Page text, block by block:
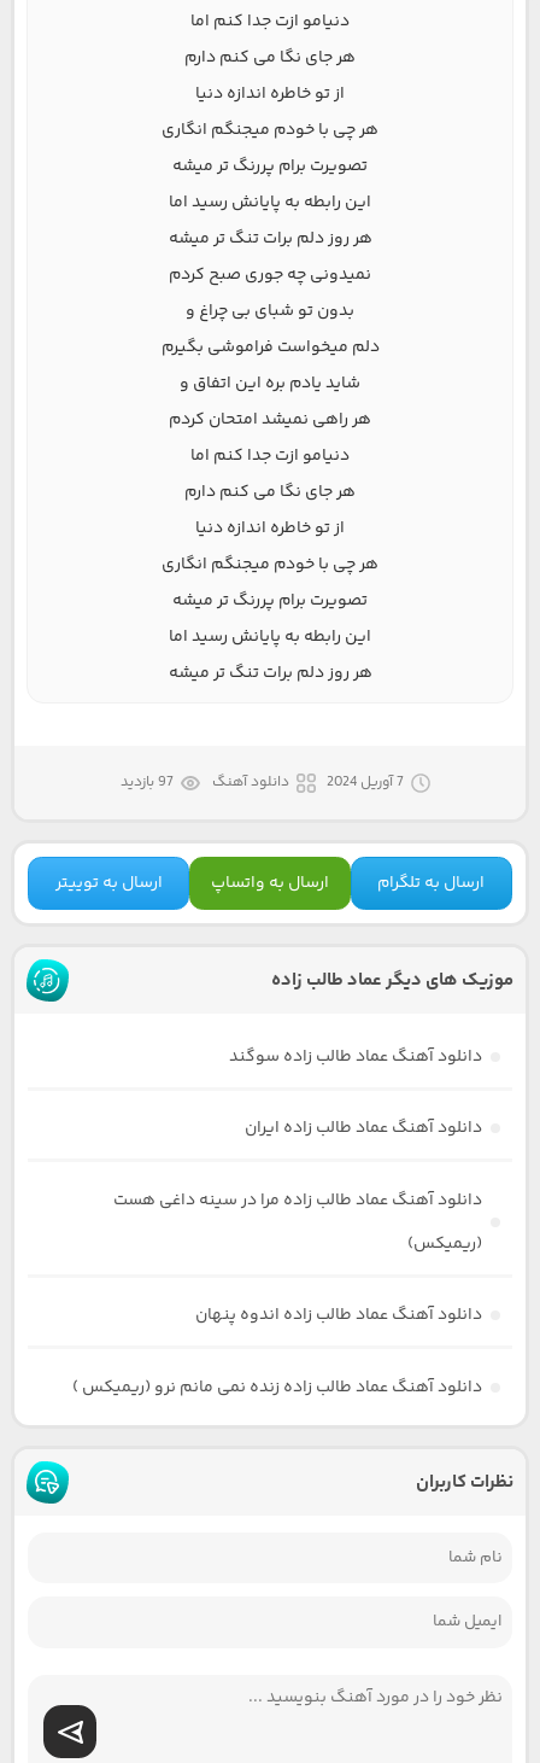
دنیامو ازت جدا کنم اما
هر جای نگا می کنم دارم
از تو خاطره اندازه دنیا
هر چی با خودم میجنگم انگاری
تصویرت برام پررنگ تر میشه
این رابطه به پایانش رسید اما
هر روز دلم برات تنگ تر میشه
نمیدونی چه جوری صبح کردم
بدون تو شبای بی چراغ و
دلم میخواست فراموشی بگیرم
شاید یادم بره این اتفاق و
هر راهی نمیشد امتحان کردم
دنیامو ازت جدا کنم اما
هر جای نگا می کنم دارم
از تو خاطره اندازه دنیا
هر چی با خودم میجنگم انگاری
تصویرت برام پررنگ تر میشه
این رابطه به پایانش رسید اما
هر روز دلم برات تنگ تر میشه
7 آوریل 2024 دانلود آهنگ 97 بازدید
ارسال به تلگرام ارسال به واتساپ ارسال به توییتر
موزیک های دیگر عماد طالب زاده
دانلود آهنگ عماد طالب زاده سوگند
دانلود آهنگ عماد طالب زاده ایران
دانلود آهنگ عماد طالب زاده مرا در سینه داغی هست
(ریمیکس)
دانلود آهنگ عماد طالب زاده اندوه پنهان
دانلود آهنگ عماد طالب زاده زنده نمی مانم نرو (ریمیکس )
نظرات کاربران